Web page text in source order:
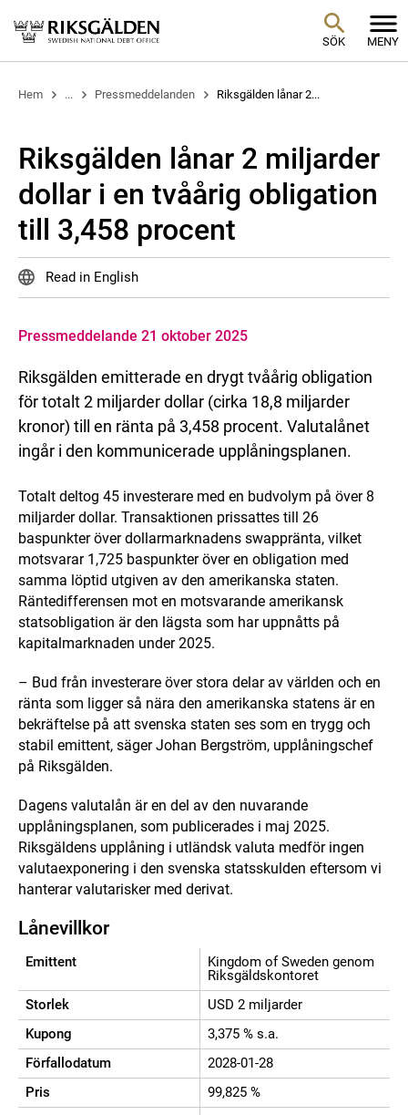
SÖK MENY
Hem ... Pressmeddelanden Riksgälden lånar 2...
Riksgälden lånar 2 miljarder
dollar i en tvåårig obligation
till 3,458 procent
Read in English
Pressmeddelande 21 oktober 2025
Riksgälden emitterade en drygt tvåårig obligation
för totalt 2 miljarder dollar (cirka 18,8 miljarder
kronor) till en ränta på 3,458 procent. Valutalånet
ingår i den kommunicerade upplåningsplanen.
Totalt deltog 45 investerare med en budvolym på över 8
miljarder dollar. Transaktionen prissattes till 26
baspunkter över dollarmarknadens swappränta, vilket
motsvarar 1,725 baspunkter över en obligation med
samma löptid utgiven av den amerikanska staten.
Räntedifferensen mot en motsvarande amerikansk
statsobligation är den lägsta som har uppnåtts på
kapitalmarknaden under 2025.
– Bud från investerare över stora delar av världen och en
ränta som ligger så nära den amerikanska statens är en
bekräftelse på att svenska staten ses som en trygg och
stabil emittent, säger Johan Bergström, upplåningschef
på Riksgälden.
Dagens valutalån är en del av den nuvarande
upplåningsplanen, som publicerades i maj 2025.
Riksgäldens upplåning i utländsk valuta medför ingen
valutaexponering i den svenska statsskulden eftersom vi
hanterar valutarisker med derivat.
Lånevillkor
Emittent
Kingdom of Sweden genom
Riksgäldskontoret
Storlek
USD 2 miljarder
Kupong
3,375 % s.a.
Förfallodatum
2028-01-28
Pris
99,825 %